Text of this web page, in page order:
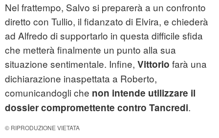
Nel frattempo, Salvo si preparerà a un confronto
diretto con Tullio, il fidanzato di Elvira, e chiederà
ad Alfredo di supportarlo in questa difficile sfida
che metterà finalmente un punto alla sua
situazione sentimentale. Infine, Vittorio farà una
dichiarazione inaspettata a Roberto,
comunicandogli che non intende utilizzare il
dossier compromettente contro Tancredi.
© RIPRODUZIONE VIETATA